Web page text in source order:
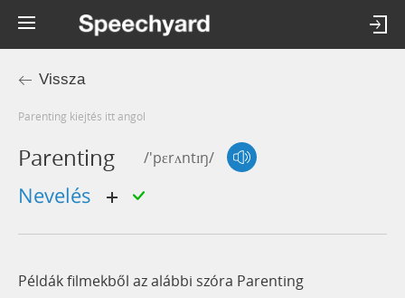
Vissza
parenting kiejtés itt angol
Parenting /'pɛrʌntɪŋ/
nevelés
Példák filmekből az alábbi szóra Parenting